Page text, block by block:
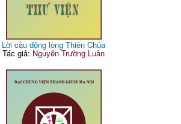
Lời cầu động lòng Thiên Chúa
Tác giả: Nguyễn Trường Luân